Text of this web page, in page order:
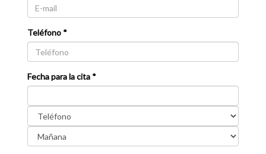
Teléfono *
Fecha para la cita *